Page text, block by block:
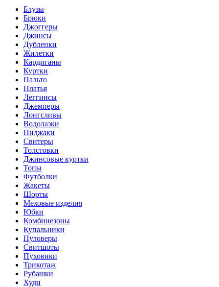
Блузы
Брюки
Джоггеры
Джинсы
Дубленки
Жилетки
Кардиганы
Куртки
Пальто
Платья
Леггинсы
Джемперы
Лонгсливы
Водолазки
Пиджаки
Свитеры
Толстовки
Джинсовые куртки
Топы
Футболки
Жакеты
Шорты
Меховые изделия
Юбки
Комбинезоны
Купальники
Пуловеры
Свитшоты
Пуховики
Трикотаж
Рубашки
Худи